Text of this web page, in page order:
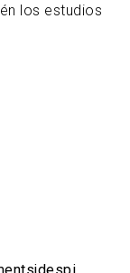
los estudios